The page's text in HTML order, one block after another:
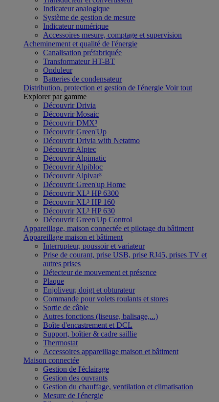
Indicateur analogique
Système de gestion de mesure
Indicateur numérique
Accessoires mesure, comptage et supervision
Acheminement et qualité de l'énergie
Canalisation préfabriquée
Transformateur HT-BT
Onduleur
Batteries de condensateur
Distribution, protection et gestion de l'énergie Voir tout
Explorer par gamme
Découvrir Drivia
Découvrir Mosaic
Découvrir DMX³
Découvrir Green'Up
Découvrir Drivia with Netatmo
Découvrir Alptec
Découvrir Alpimatic
Découvrir Alpibloc
Découvrir Alpivar³
Découvrir Green'up Home
Découvrir XL³ HP 6300
Découvrir XL³ HP 160
Découvrir XL³ HP 630
Découvrir Green'Up Control
Appareillage, maison connectée et pilotage du bâtiment
Appareillage maison et bâtiment
Interrupteur, poussoir et variateur
Prise de courant, prise USB, prise RJ45, prises TV et
autres prises
Détecteur de mouvement et présence
Plaque
Enjoliveur, doigt et obturateur
Commande pour volets roulants et stores
Sortie de câble
Autres fonctions (liseuse, balisage,...)
Boîte d'encastrement et DCL
Support, boîtier & cadre saillie
Thermostat
Accessoires appareillage maison et bâtiment
Maison connectée
Gestion de l'éclairage
Gestion des ouvrants
Gestion du chauffage, ventilation et climatisation
Mesure de l'énergie